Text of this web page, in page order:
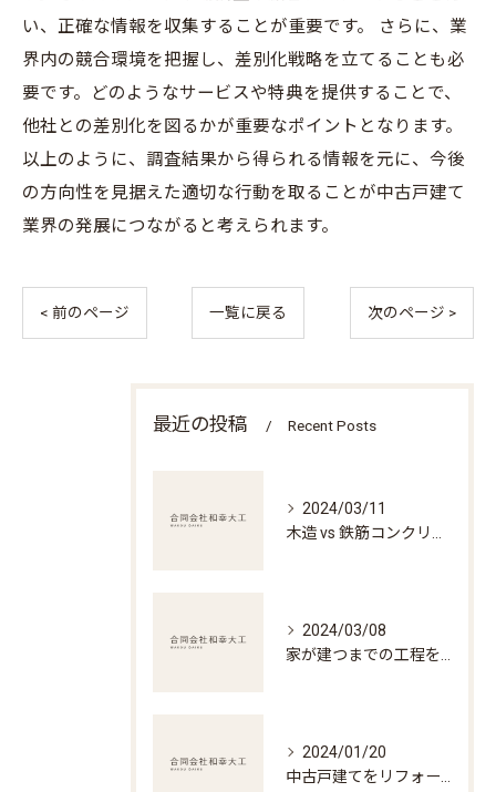
い、正確な情報を収集することが重要です。 さらに、業
界内の競合環境を把握し、差別化戦略を立てることも必
要です。どのようなサービスや特典を提供することで、
他社との差別化を図るかが重要なポイントとなります。
以上のように、調査結果から得られる情報を元に、今後
の方向性を見据えた適切な行動を取ることが中古戸建て
業界の発展につながると考えられます。
< 前のページ 一覧に戻る 次のページ >
最近の投稿 Recent Posts
2024/03/11
2024/03/08
2024/01/20